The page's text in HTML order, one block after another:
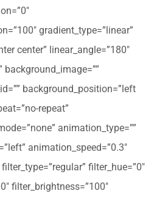
gradient_type=”linear”
center” linear_angle=”180″
background_image=””
background_position=”left
repeat”
animation_type=””
animation_speed=”0.3″
filter_hue=”0″
filter_brightness=”100″